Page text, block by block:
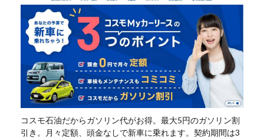
コスモ石油だからガソリン代がお得。最大5円のガソリン割
引き。月々定額、頭金なしで新車に乗れます。契約期間は3